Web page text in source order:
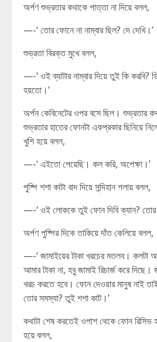
অর্পণ শুভ্রতার কথাকে পাত্তা না দিয়ে বলল,
—-‘ তোর ফোনে না নাম্বার ছিল? দে দেখি।’
শুভ্রতা বিরক্ত মুখে বলল,
—-‘ ওই ব্যাটার নাম্বার দিয়ে তুই কি করবি?
হয়তো।’
অর্পন কেবিনেটের ওপর বসে ছিল। শুভ্রতার
শুভ্রতার হাতের ফোনটা একপ্রকার ছিনিয়ে
খুশি হয়ে বলল,
—-‘ এইতো পেয়েছি। কল করি, অপেক্ষা।’
পুষ্পি শশা কাটা বাদ দিয়ে সন্দিহান গলায় বলল,
—-‘ ওই লোককে তুই ফোন দিবি ক্যান? তোর
অর্পণ পুষ্পির দিকে তাকিয়ে দাঁত কেলিয়ে বলল,
—-‘ জামাইয়ের টাকা খরচের মতলব। কলটা
আমার টাকা না, হবু জামাই রিচার্জ করে দিছে।
খরচ করতে হবে। ফোন দেওয়ার মানুষ নাই
তোর সমস্যা? তুই শশা কাট।’
কথাটা শেষ করতেই ওপাশ থেকে ফোন
হয়ে বলল,